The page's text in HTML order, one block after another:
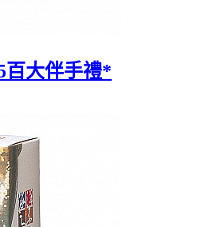
百大伴手禮*